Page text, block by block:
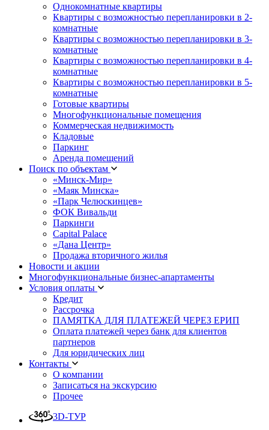
Однокомнатные квартиры
Квартиры с возможностью перепланировки в 2-
комнатные
Квартиры с возможностью перепланировки в 3-
комнатные
Квартиры с возможностью перепланировки в 4-
комнатные
Квартиры с возможностью перепланировки в 5-
комнатные
Готовые квартиры
Многофункциональные помещения
Коммерческая недвижимость
Кладовые
Паркинг
Аренда помещений
Поиск по объектам
«Минск-Мир»
«Маяк Минска»
«Парк Челюскинцев»
ФОК Вивальди
Паркинги
Capital Palace
«Дана Центр»
Продажа вторичного жилья
Новости и акции
Многофункциональные бизнес-апартаменты
Условия оплаты
Кредит
Рассрочка
ПАМЯТКА ДЛЯ ПЛАТЕЖЕЙ ЧЕРЕЗ ЕРИП
Оплата платежей через банк для клиентов
партнеров
Для юридических лиц
Контакты
О компании
Записаться на экскурсию
Прочее
3D-ТУР